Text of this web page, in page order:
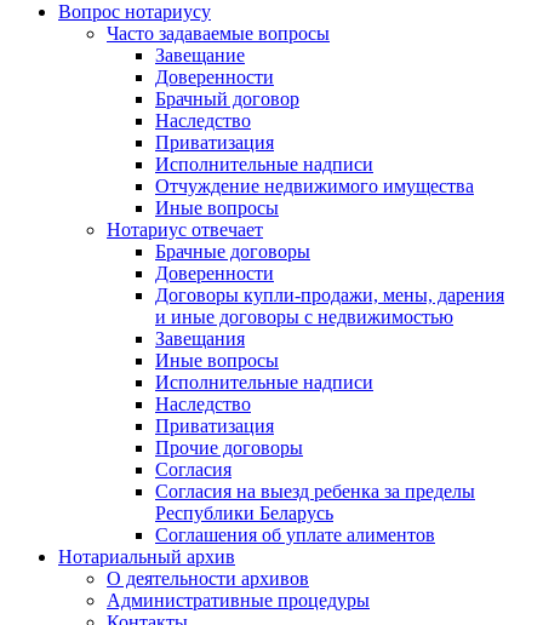
Вопрос нотариусу
Часто задаваемые вопросы
Завещание
Доверенности
Брачный договор
Наследство
Приватизация
Исполнительные надписи
Отчуждение недвижимого имущества
Иные вопросы
Нотариус отвечает
Брачные договоры
Доверенности
Договоры купли-продажи, мены, дарения
и иные договоры с недвижимостью
Завещания
Иные вопросы
Исполнительные надписи
Наследство
Приватизация
Прочие договоры
Согласия
Согласия на выезд ребенка за пределы
Республики Беларусь
Соглашения об уплате алиментов
Нотариальный архив
О деятельности архивов
Административные процедуры